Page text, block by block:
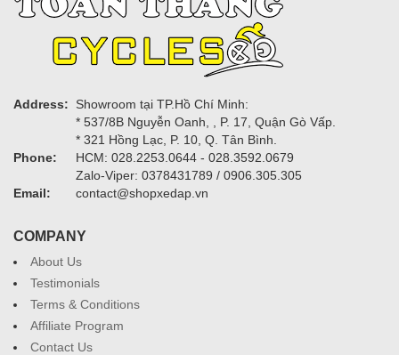
Address:
Showroom tại TP.Hồ Chí Minh:
* 537/8B Nguyễn Oanh, , P. 17, Quận Gò Vấp.
* 321 Hồng Lạc, P. 10, Q. Tân Bình.
Phone:
HCM: 028.2253.0644 - 028.3592.0679
Zalo-Viper: 0378431789 / 0906.305.305
Email:
contact@shopxedap.vn
COMPANY
About Us
Testimonials
Terms & Conditions
Affiliate Program
Contact Us